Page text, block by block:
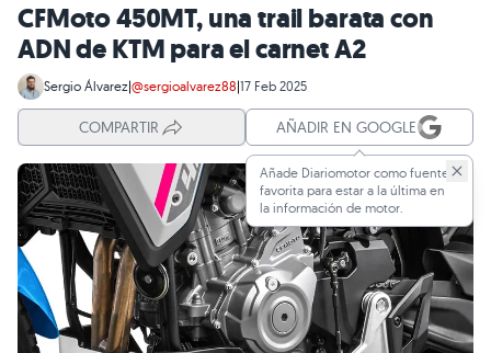
CFMoto 450MT, una trail barata con
ADN de KTM para el carnet A2
Sergio Álvarez|@sergioalvarez88|17 Feb 2025
COMPARTIR AÑADIR EN GOOGLE
Añade Diariomotor como fuente
favorita para estar a la última en
la información de motor.